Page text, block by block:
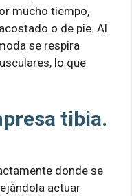
mucho tiempo,
o de pie. Al
se respira
lo que
tibia.
donde se
actuar